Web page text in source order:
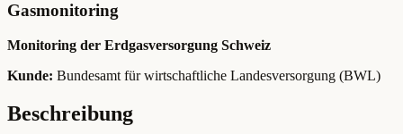
Gasmonitoring
Monitoring der Erdgasversorgung Schweiz
Kunde: Bundesamt für wirtschaftliche Landesversorgung (BWL)
Beschreibung